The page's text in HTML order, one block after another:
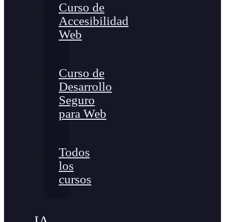
Curso de
Accesibilidad
Web
Curso de
Desarrollo
Seguro
para Web
Todos
los
cursos